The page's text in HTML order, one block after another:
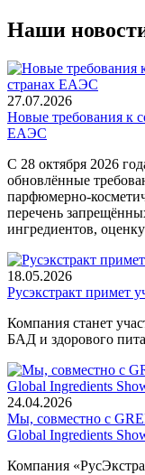
Наши
27.07.2026
Новые требования к
ЕАЭС
С 28 октября 2026
обновлённые
парфюмерно-
перечень
ингредиентов,
18.05.2026
Русэкстракт примет
Компания станет
БАД и здорового
24.04.2026
Мы, совместно с
Global Ingredients
Компания